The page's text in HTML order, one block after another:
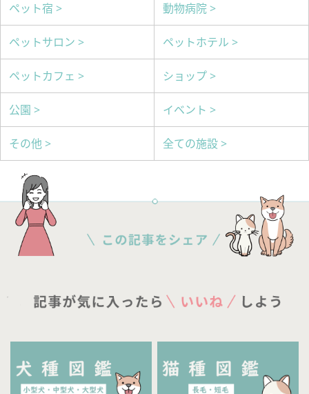
ペット宿 > 動物病院 >
ペットサロン > ペットホテル >
ペットカフェ > ショップ >
公園 > イベント >
その他 > 全ての施設 >